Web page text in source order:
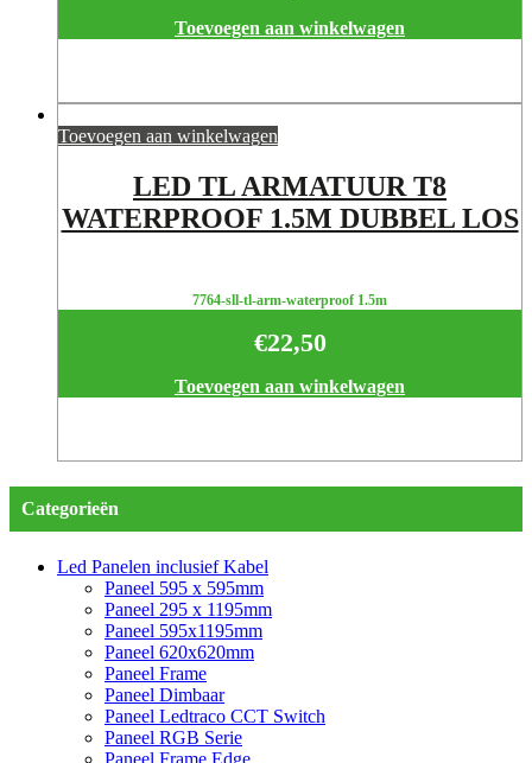
Toevoegen aan winkelwagen
Toevoegen aan winkelwagen
LED TL ARMATUUR T8
WATERPROOF 1.5M DUBBEL LOS
7764-sll-tl-arm-waterproof 1.5m
€22,50
Toevoegen aan winkelwagen
Categorieën
Led Panelen inclusief Kabel
Paneel 595 x 595mm
Paneel 295 x 1195mm
Paneel 595x1195mm
Paneel 620x620mm
Paneel Frame
Paneel Dimbaar
Paneel Ledtraco CCT Switch
Paneel RGB Serie